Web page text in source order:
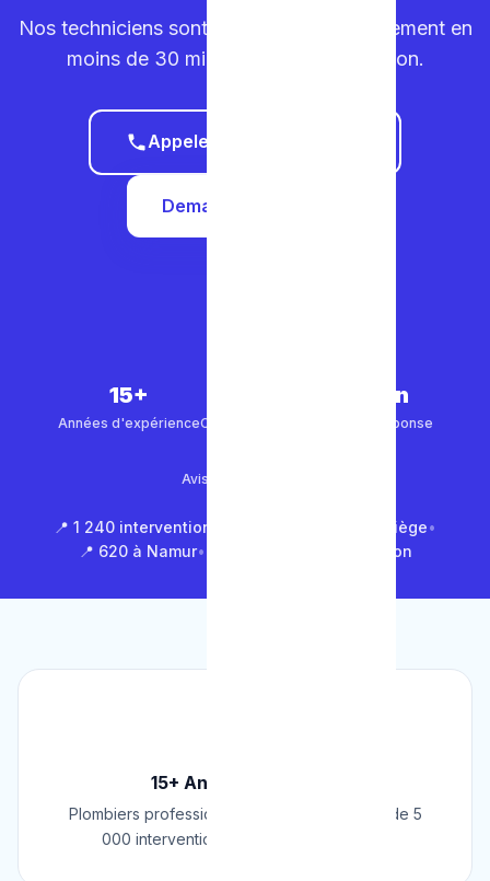
Nos techniciens sont sur la route. Déplacement en
moins de 30 minutes dans votre région.
Appeler le 0465 68 51 58
Demander un devis
15+
Années d'expérienceClients satisfaits
30 min
Temps de réponse
Avis Google (500+)
📍 1 240 interventions à Bruxelles 📍 850 à Liège•
📍 620 à Namur• 📍 1 430 en Brabant Wallon
15+ Ans d'Expérience
Plombiers professionnels depuis 2009. Plus de 5
000 interventions réussies en Belgique.